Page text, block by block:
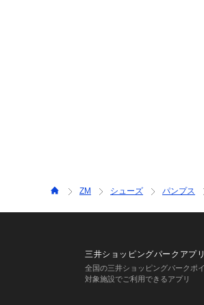
ZM シューズ パンプス
三井ショッピングパークアプリ
全国の三井ショッピングパークポ
対象施設でご利用できるアプリ